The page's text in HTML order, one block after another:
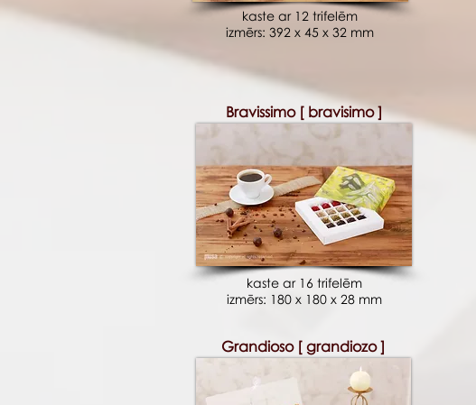
kaste ar 12 trifelēm
izmērs: 392 x 45 x 32 mm
Bravissimo [ bravisimo ]
kaste ar 16 trifelēm
izmērs: 180 x 180 x 28 mm
Grandioso [ grandiozo ]